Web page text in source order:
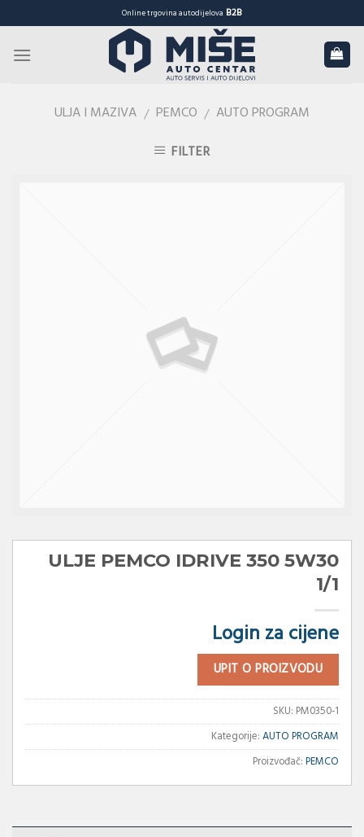
to
content
Online trgovina autodijelova B2B
ULJA I MAZIVA / PEMCO / AUTO PROGRAM
FILTER
ULJE PEMCO IDRIVE 350 5W30
1/1
Login za cijene
UPIT O PROIZVODU
SKU: PM0350-1
Kategorije:AUTO PROGRAM
Proizvođač:PEMCO